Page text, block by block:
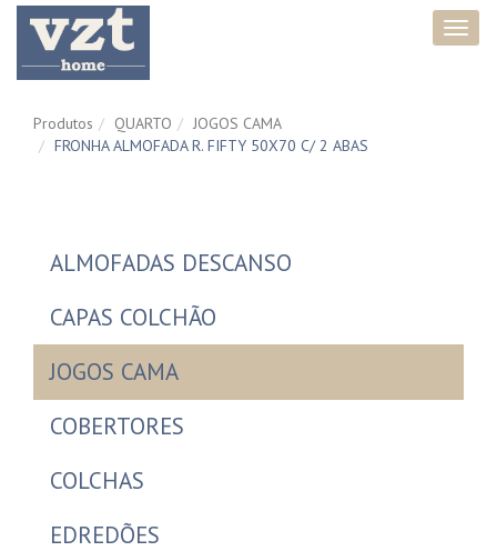
Produtos QUARTO
JOGOS CAMA
FRONHA ALMOFADA R. FIFTY 50X70 C/ 2 ABAS
ALMOFADAS DESCANSO
CAPAS COLCHÃO
JOGOS CAMA
COBERTORES
COLCHAS
EDREDÕES